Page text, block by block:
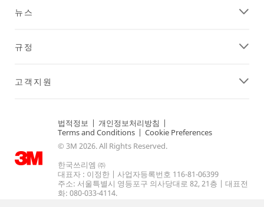
뉴스
규정
고객지원
법적정보 | 개인정보처리방침 |
Terms and Conditions | Cookie Preferences
© 3M 2026. All Rights Reserved.
한국쓰리엠 ㈜
대표자 : 이정한 | 사업자등록번호 116-81-06399
주소: 서울특별시 영등포구 의사당대로 82, 21층 | 대표전
화: 080-033-4114.